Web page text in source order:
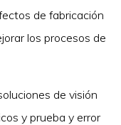
de fabricación
los procesos de
de visión
y prueba y error